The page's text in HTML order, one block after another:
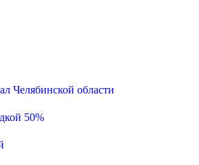
Челябинской области
50%